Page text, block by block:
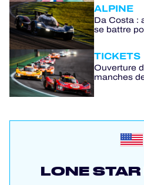
ALPINE
Da Costa :
se battre
TICKETS
Ouverture
manches
LONE